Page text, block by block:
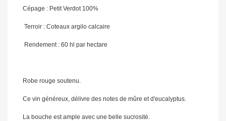
Cépage : Petit Verdot 100%
Terroir : Coteaux argilo calcaire
Rendement: 60 hl par hectare
Robe rouge soutenu.
Ce vin généreux, délivre des notes de mûre et d'eucalyptus.
La bouche est ample avec une belle sucrosité.